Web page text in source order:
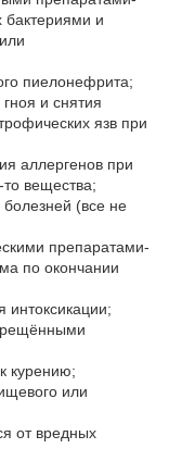
бактериями и
или
пиелонефрита;
и снятия
язв при
аллергенов при
то вещества;
(все не
препаратами-
по окончании
интоксикации;
курению;
или
от вредных